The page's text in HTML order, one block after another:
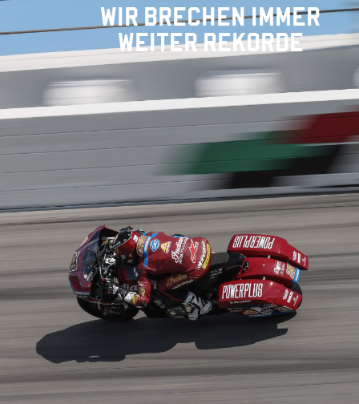
WIR BRECHEN IMMER
WEITER REKORDE